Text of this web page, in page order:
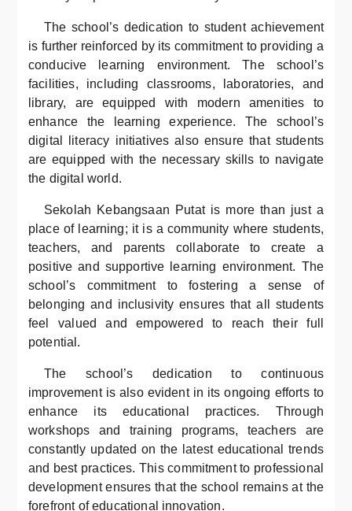
The school’s dedication to student achievement
is further reinforced by its commitment to providing a
conducive learning environment. The school’s
facilities, including classrooms, laboratories, and
library, are equipped with modern amenities to
enhance the learning experience. The school’s
digital literacy initiatives also ensure that students
are equipped with the necessary skills to navigate
the digital world.
Sekolah Kebangsaan Putat is more than just a
place of learning; it is a community where students,
teachers, and parents collaborate to create a
positive and supportive learning environment. The
school’s commitment to fostering a sense of
belonging and inclusivity ensures that all students
feel valued and empowered to reach their full
potential.
The school’s dedication to continuous
improvement is also evident in its ongoing efforts to
enhance its educational practices. Through
workshops and training programs, teachers are
constantly updated on the latest educational trends
and best practices. This commitment to professional
development ensures that the school remains at the
forefront of educational innovation.